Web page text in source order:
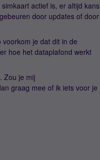
actief is, er altijd kans
door updates of door
voorkom je dat dit in de
hoe het dataplafond werkt
Zou je mij
graag mee of ik iets voor je